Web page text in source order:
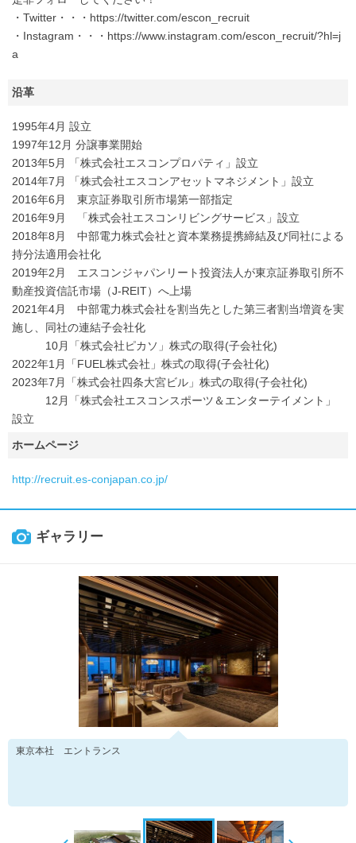
・Twitter・・・https://twitter.com/escon_recruit
・Instagram・・・https://www.instagram.com/escon_recruit/?hl=j
a
沿革
1995年4月 設立
1997年12月 分譲事業開始
2013年5月 「株式会社エスコンプロパティ」設立
2014年7月 「株式会社エスコンアセットマネジメント」設立
2016年6月 東京証券取引所市場第一部指定
2016年9月 「株式会社エスコンリビングサービス」設立
2018年8月 中部電力株式会社と資本業務提携締結及び同社による
持分法適用会社化
2019年2月 エスコンジャパンリート投資法人が東京証券取引所不
動産投資信託市場（J-REIT）へ上場
2021年4月 中部電力株式会社を割当先とした第三者割当増資を実
施し、同社の連結子会社化
10月「株式会社ピカソ」株式の取得(子会社化)
2022年1月「FUEL株式会社」株式の取得(子会社化)
2023年7月「株式会社四条大宮ビル」株式の取得(子会社化)
12月「株式会社エスコンスポーツ＆エンターテイメント」
設立
ホームページ
http://recruit.es-conjapan.co.jp/
ギャラリー
東京本社 エントランス